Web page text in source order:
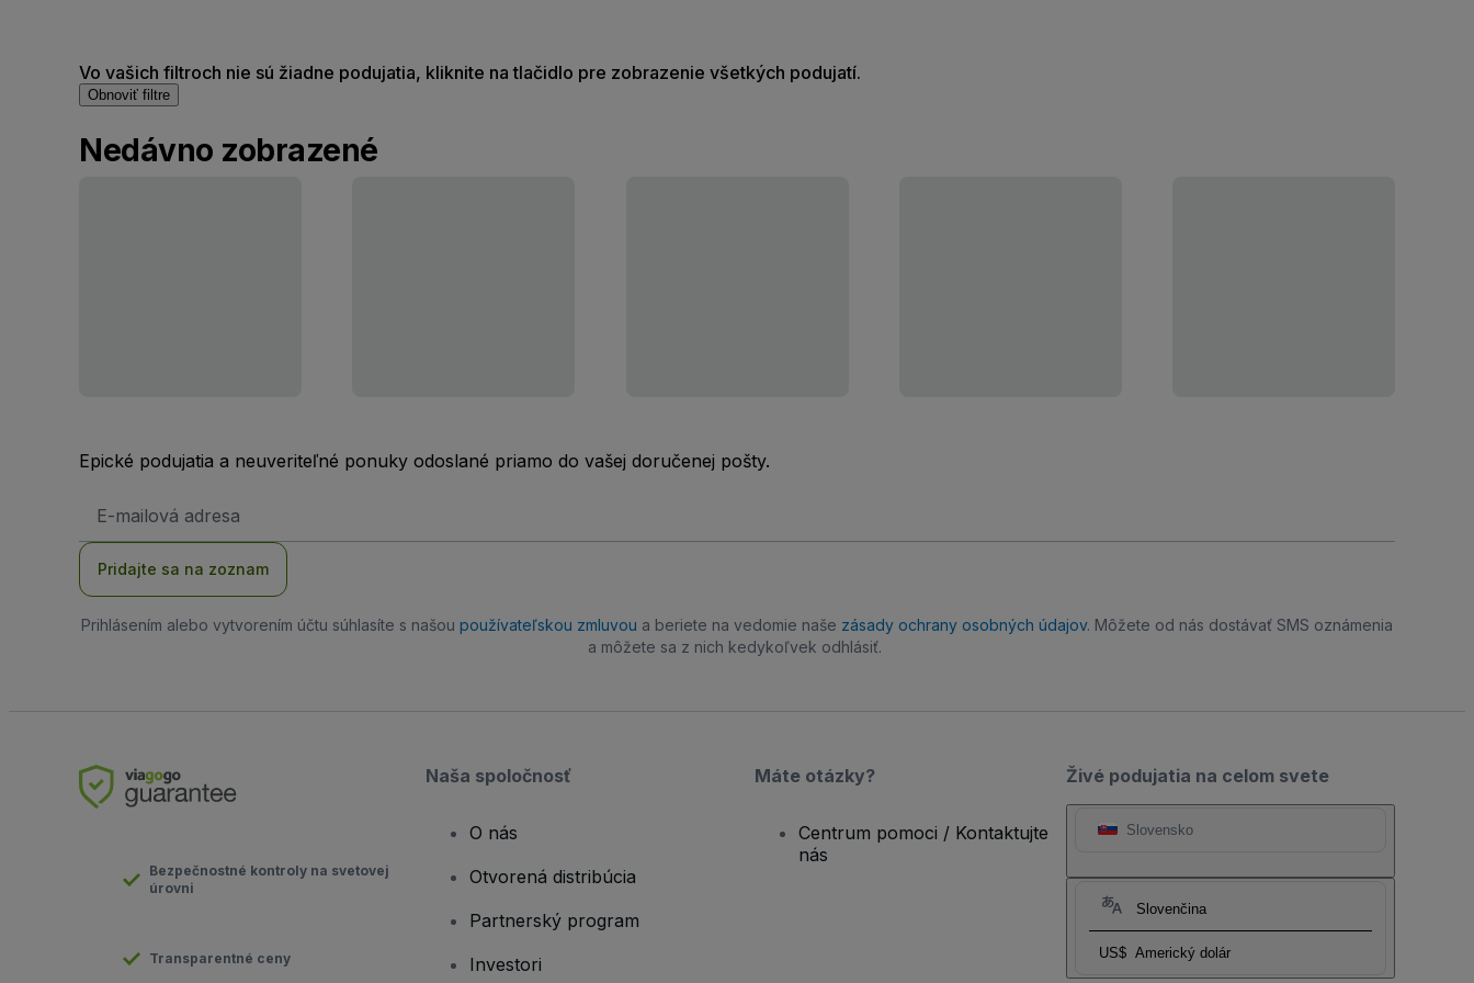
Vo vašich filtroch nie sú žiadne podujatia, kliknite na tlačidlo pre zobrazenie všetkých podujatí.
Obnoviť filtre
Nedávno zobrazené
Epické podujatia a neuveriteľné ponuky odoslané priamo do vašej doručenej pošty.
mailová
Pridajte sa na zoznam
Prihlásením alebo vytvorením účtu súhlasíte s našou používateľskou zmluvou a beriete na vedomie naše zásady ochrany osobných údajov. Môžete od nás dostávať SMS oznámenia
a môžete sa z nich kedykoľvek odhlásiť.
Živé podujatia na celom svete
Slovensko
Slovenčina
US$ Americký dolár
Bezpečnostné kontroly na svetovej
úrovni
Transparentné ceny
Naša spoločnosť
O nás
Otvorená distribúcia
Partnerský program
Investori
Máte otázky?
Centrum pomoci / Kontaktujte
nás